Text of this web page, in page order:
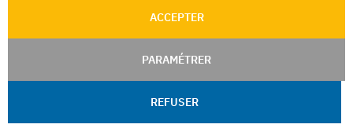
ACCEPTER
PARAMÉTRER
REFUSER